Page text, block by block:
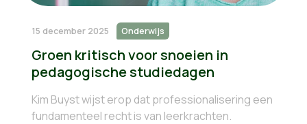
15 december 2025 Onderwijs
Groen kritisch voor snoeien in
pedagogische studiedagen
Kim Buyst wijst erop dat professionalisering een
fundamenteel recht is van leerkrachten.